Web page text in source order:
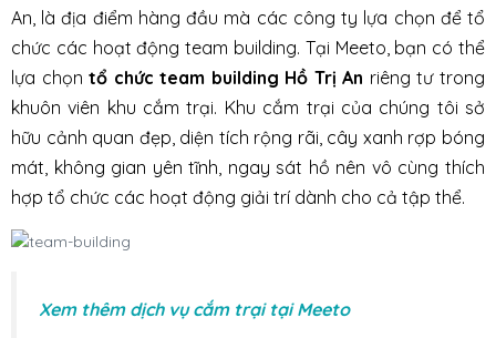
An, là địa điểm hàng đầu mà các công ty lựa chọn để tổ
chức các hoạt động team building. Tại Meeto, bạn có thể
lựa chọntổ chức team building Hồ Trị An riêng tư trong
khuôn viên khu cắm trại. Khu cắm trại của chúng tôi sở
hữu cảnh quan đẹp, diện tích rộng rãi, cây xanh rợp bóng
mát, không gian yên tĩnh, ngay sát hồ nên vô cùng thích
hợp tổ chức các hoạt động giải trí dành cho cả tập thể.
Xem thêm dịch vụ cắm trại tại Meeto